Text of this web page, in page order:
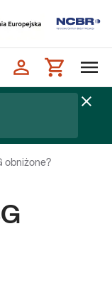
obniżone?